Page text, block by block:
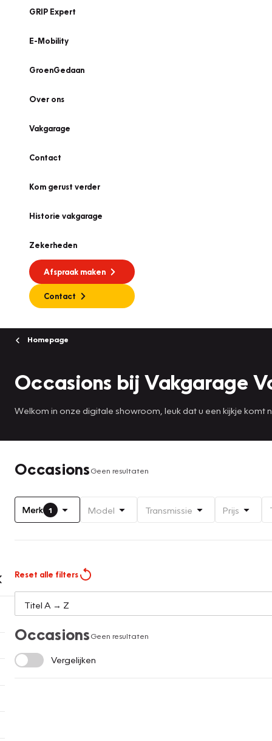
GRIP Expert
E-Mobility
GroenGedaan
Over ons
Vakgarage
Contact
Kom gerust verder
Historie vakgarage
Zekerheden
Afspraak maken
Contact
Homepage
Occasions bij Vakgarage
Welkom in onze digitale showroom, leuk dat u een kijkje komt
OccasionsGeen resultaten
Merk 1 Model Transmissie Prijs
Reset alle filters
OccasionsGeen resultaten
Vergelijken